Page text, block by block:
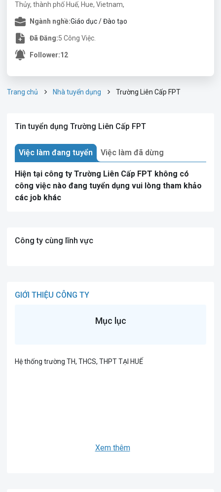
Thủy, thành phố Huế, Hue, Vietnam,
Ngành nghề:Giáo dục / Đào tạo
Đã Đăng:5 Công Việc.
Follower:12
Trang chủ Nhà tuyển dụng Trường Liên Cấp FPT
Tin tuyển dụng Trường Liên Cấp FPT
Việc làm đang tuyển Việc làm đã dừng
Hiện tại công ty Trường Liên Cấp FPT không có
công việc nào đang tuyển dụng vui lòng tham khảo
các job khác
Công ty cùng lĩnh vực
GIỚI THIỆU CÔNG TY
Mục lục
Hệ thống trường TH, THCS, THPT TẠI HUẾ
Xem thêm